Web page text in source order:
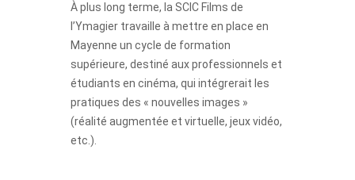
À plus long terme, la SCIC Films de
l’Ymagier travaille à mettre en place en
Mayenne un cycle de formation
supérieure, destiné aux professionnels et
étudiants en cinéma, qui intégrerait les
pratiques des « nouvelles images »
(réalité augmentée et virtuelle, jeux vidéo,
etc.).